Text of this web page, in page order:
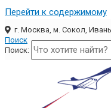
Перейти к содержимому
г. Москва, м. Сокол,
Поиск
Поиск: